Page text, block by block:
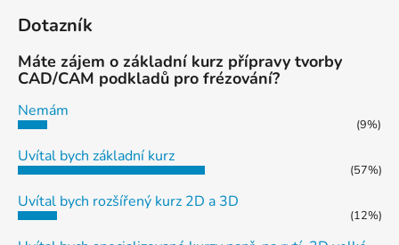
Dotazník
Máte zájem o základní kurz přípravy tvorby
CAD/CAM podkladů pro frézování?
Nemám
(9%)
Uvítal bych základní kurz
(57%)
Uvítal bych rozšířený kurz 2D a 3D
(12%)